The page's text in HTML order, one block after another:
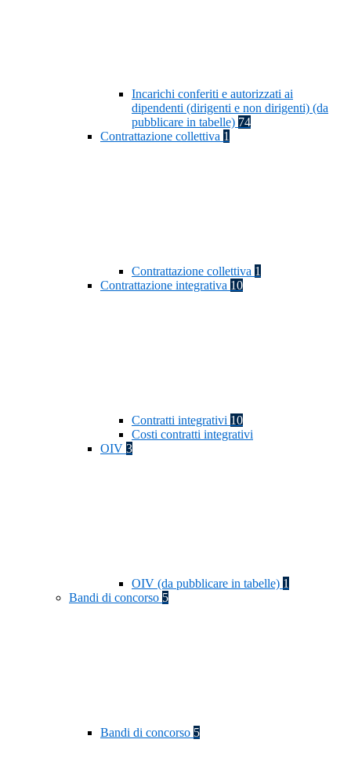
Incarichi conferiti e autorizzati ai
dipendenti (dirigenti e non dirigenti) (da
pubblicare in tabelle) 74
Contrattazione collettiva 1
Contrattazione collettiva 1
Contrattazione integrativa 10
Contratti integrativi 10
Costi contratti integrativi
OIV 3
OIV (da pubblicare in tabelle) 1
Bandi di concorso 5
Bandi di concorso 5